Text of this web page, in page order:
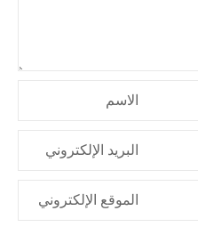
الاسم
البريد الإلكتروني
الموقع الإلكتروني